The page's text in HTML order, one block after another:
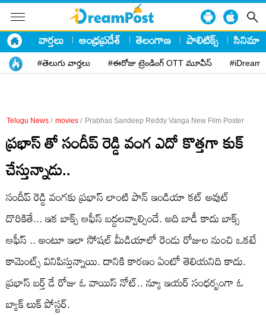
వార్తలు ఆంధ్రప్రదేశ్ తెలంగాణ పాలిటిక్స్ సినిమా
#తెలుగు వార్తలు #ఈరోజు ట్రెండింగ్ OTT మూవీస్
Telugu News / movies / Prabhas Sandeep Reddy Vanga New Film Poster
ప్రభాస్ తో సందీప్ రెడ్డి వంగ ఎదో కొత్తగా కుక్
చేస్తున్నాడు..
సందీప్ రెడ్డి వంగకు ప్రభాస్ లాంటి పాన్ ఇండియా కట్ అవుట్
దొరికితే... ఇక బాక్స్ ఆఫీస్ బద్దలవ్వాల్సిందే. అది బాడీ కాదు బాక్స్
ఆఫీస్ .. అంటూ ఇలా సోషల్ మీడియాలో రెండు రోజుల నుంచి ఒకటే
కామెంట్స్ వినిపిస్తున్నాయి. దానికి కారణం ఏంటో తెలియనిది కాదు.
ప్రభాస్ బర్త్ డే రోజు ఓ వాయిస్ నోట్.. న్యూ ఇయర్ సంధర్బంగా ఓ
బ్యాక్ లుక్ పోస్టర్.